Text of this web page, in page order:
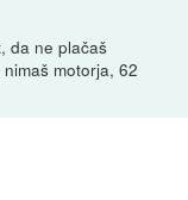
da ne plačaš
motorja, 62